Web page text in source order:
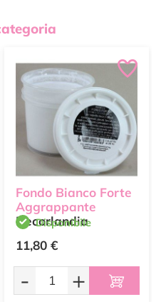
Fondo Bianco Forte
Aggrappante
Decorlandia
Disponibile
11,80 €
- +